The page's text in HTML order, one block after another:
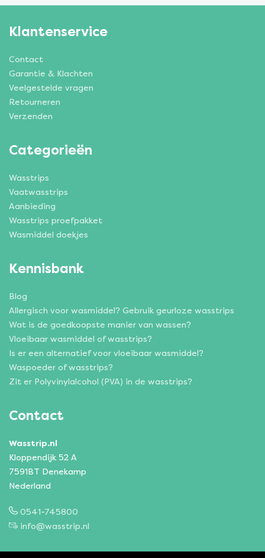
Klantenservice
Contact
Garantie & Klachten
Veelgestelde vragen
Retourneren
Verzenden
Categorieën
Wasstrips
Vaatwasstrips
Aanbieding
Wasstrips proefpakket
Wasmiddel doekjes
Kennisbank
Blog
Allergisch voor wasmiddel? Gebruik geurloze wasstrips
Wat is de goedkoopste manier van wassen?
Vloeibaar wasmiddel of wasstrips?
Is er een alternatief voor vloeibaar wasmiddel?
Waspoeder of wasstrips?
Zit er Polyvinylalcohol (PVA) in de wasstrips?
Contact
Wasstrip.nl
Kloppendijk 52 A
7591BT Denekamp
Nederland
0541-745800
info@wasstrip.nl